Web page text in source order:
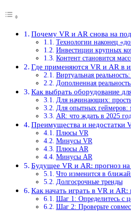
Почему VR и AR снова на
Технологии наконец
Инвестиции крупных
Контент становится
Где применяются VR и AR в
Виртуальная
Дополненная
Как выбрать оборудование
Для начинающих:
Для опытных
AR: что ждать в 2025
Преимущества и недостатки
Плюсы VR
Минусы VR
Плюсы AR
Минусы AR
Будущее VR и AR: прогноз на
Что изменится в
Долгосрочные тренды
Как начать играть в VR и
Шаг 1: Определитесь с
Шаг 2: Проверьте